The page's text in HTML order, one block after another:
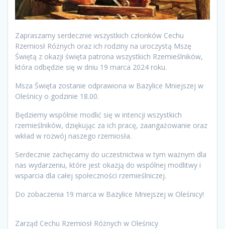
Zapraszamy serdecznie wszystkich członków Cechu
Rzemiosł Różnych oraz ich rodziny na uroczystą Mszę
Świętą z okazji święta patrona wszystkich Rzemieślników,
która odbędzie się w dniu 19 marca 2024 roku.
Msza Święta zostanie odprawiona w Bazylice Mniejszej w
Oleśnicy o godzinie 18.00.
Będziemy wspólnie modlić się w intencji wszystkich
rzemieślników, dziękując za ich pracę, zaangażowanie oraz
wkład w rozwój naszego rzemiosła.
Serdecznie zachęcamy do uczestnictwa w tym ważnym dla
nas wydarzeniu, które jest okazją do wspólnej modlitwy i
wsparcia dla całej społeczności rzemieślniczej.
Do zobaczenia 19 marca w Bazylice Mniejszej w Oleśnicy!
Zarząd Cechu Rzemiosł Różnych w Oleśnicy